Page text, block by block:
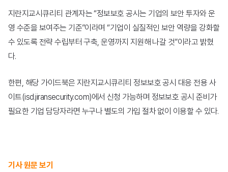
블로그
주가정보
공시정보
지란지교시큐리티 관계자는 “정보보호 공시는 기업의 보안 투자와 운
영 수준을 보여주는 기준”이라며 “기업이 실질적인 보안 역량을 강화할
수 있도록 전략 수립부터 구축, 운영까지 지원해 나갈 것”이라고 밝혔
다.
한편, 해당 가이드북은 지란지교시큐리티 정보보호 공시 대응 전용 사
이트(isd.jiransecurity.com)에서 신청 가능하며 정보보호 공시 준비가
필요한 기업 담당자라면 누구나 별도의 가입 절차 없이 이용할 수 있다.
기사 원문 보기